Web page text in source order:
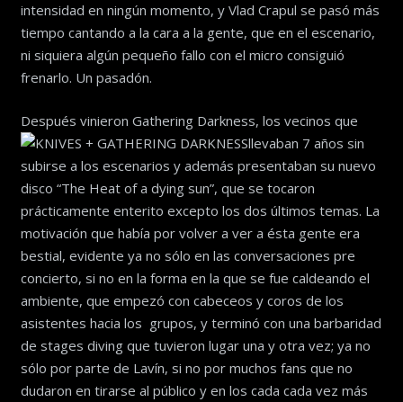
intensidad en ningún momento, y Vlad Crapul se pasó más
tiempo cantando a la cara a la gente, que en el escenario,
ni siquiera algún pequeño fallo con el micro consiguió
frenarlo. Un pasadón.
Después vinieron Gathering Darkness, los vecinos que
llevaban 7 años sin
subirse a los escenarios y además presentaban su nuevo
disco “The Heat of a dying sun”, que se tocaron
prácticamente enterito excepto los dos últimos temas. La
motivación que había por volver a ver a ésta gente era
bestial, evidente ya no sólo en las conversaciones pre
concierto, si no en la forma en la que se fue caldeando el
ambiente, que empezó con cabeceos y coros de los
asistentes hacia los grupos, y terminó con una barbaridad
de stages diving que tuvieron lugar una y otra vez; ya no
sólo por parte de Lavín, si no por muchos fans que no
dudaron en tirarse al público y en los cada cada vez más